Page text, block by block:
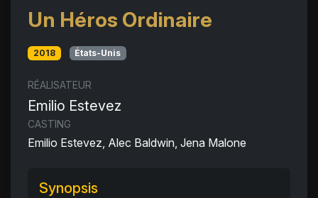
Un Héros Ordinaire
2018 États-Unis
RÉALISATEUR
Emilio Estevez
CASTING
Emilio Estevez, Alec Baldwin, Jena Malone
Synopsis